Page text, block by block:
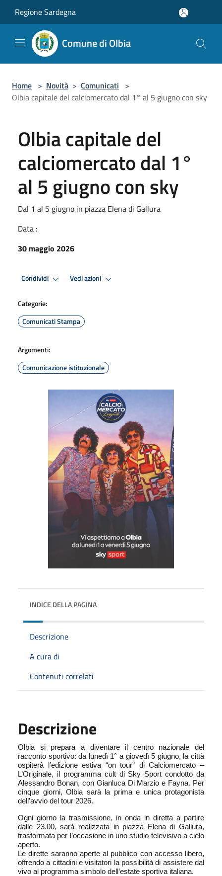
Regione Sardegna
Comune di Olbia
Home > Novità > Comunicati >
Olbia capitale del calciomercato dal 1° al 5 giugno con sky
Olbia capitale del
calciomercato dal 1°
al 5 giugno con sky
Dal 1 al 5 giugno in piazza Elena di Gallura
Data :
30 maggio 2026
Condividi Vedi azioni
Categorie:
Comunicati Stampa
Argomenti:
Comunicazione istituzionale
INDICE DELLA PAGINA
Descrizione
A cura di
Contenuti correlati
Descrizione
Olbia si prepara a diventare il centro nazionale del
racconto sportivo: da lunedì 1° a giovedì 5 giugno, la città
ospiterà l’edizione estiva “on tour” di Calciomercato –
L’Originale, il programma cult di Sky Sport condotto da
Alessandro Bonan, con Gianluca Di Marzio e Fayna. Per
cinque giorni, Olbia sarà la prima e unica protagonista
dell’avvio del tour 2026.
Ogni giorno la trasmissione, in onda in diretta a partire
dalle 23.00, sarà realizzata in piazza Elena di Gallura,
trasformata per l’occasione in uno studio televisivo a cielo
aperto.
Le dirette saranno aperte al pubblico con accesso libero,
offrendo a cittadini e visitatori la possibilità di assistere dal
vivo al programma simbolo dell’estate sportiva italiana.